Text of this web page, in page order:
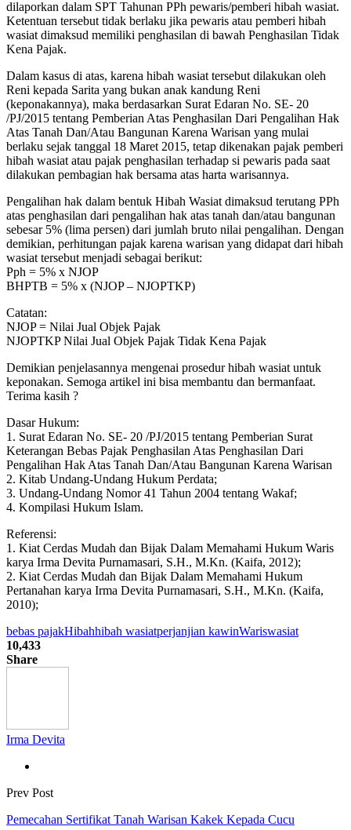
dilaporkan dalam SPT Tahunan PPh pewaris/pemberi hibah wasiat.
Ketentuan tersebut tidak berlaku jika pewaris atau pemberi hibah
wasiat dimaksud memiliki penghasilan di bawah Penghasilan Tidak
Kena Pajak.
Dalam kasus di atas, karena hibah wasiat tersebut dilakukan oleh
Reni kepada Sarita yang bukan anak kandung Reni
(keponakannya), maka berdasarkan Surat Edaran No. SE- 20
/PJ/2015 tentang Pemberian Atas Penghasilan Dari Pengalihan Hak
Atas Tanah Dan/Atau Bangunan Karena Warisan yang mulai
berlaku sejak tanggal 18 Maret 2015, tetap dikenakan pajak pemberi
hibah wasiat atau pajak penghasilan terhadap si pewaris pada saat
dilakukan pembagian hak bersama atas harta warisannya.
Pengalihan hak dalam bentuk Hibah Wasiat dimaksud terutang PPh
atas penghasilan dari pengalihan hak atas tanah dan/atau bangunan
sebesar 5% (lima persen) dari jumlah bruto nilai pengalihan. Dengan
demikian, perhitungan pajak karena warisan yang didapat dari hibah
wasiat tersebut menjadi sebagai berikut:
Pph = 5% x NJOP
BHPTB = 5% x (NJOP – NJOPTKP)
Catatan:
NJOP = Nilai Jual Objek Pajak
NJOPTKP Nilai Jual Objek Pajak Tidak Kena Pajak
Demikian penjelasannya mengenai prosedur hibah wasiat untuk
keponakan. Semoga artikel ini bisa membantu dan bermanfaat.
Terima kasih ?
Dasar Hukum:
1. Surat Edaran No. SE- 20 /PJ/2015 tentang Pemberian Surat
Keterangan Bebas Pajak Penghasilan Atas Penghasilan Dari
Pengalihan Hak Atas Tanah Dan/Atau Bangunan Karena Warisan
2. Kitab Undang-Undang Hukum Perdata;
3. Undang-Undang Nomor 41 Tahun 2004 tentang Wakaf;
4. Kompilasi Hukum Islam.
Referensi:
1. Kiat Cerdas Mudah dan Bijak Dalam Memahami Hukum Waris
karya Irma Devita Purnamasari, S.H., M.Kn. (Kaifa, 2012);
2. Kiat Cerdas Mudah dan Bijak Dalam Memahami Hukum
Pertanahan karya Irma Devita Purnamasari, S.H., M.Kn. (Kaifa,
2010);
bebas pajakHibahhibah wasiatperjanjian kawinWariswasiat
10,433
Share
Irma Devita
Prev Post
Pemecahan Sertifikat Tanah Warisan Kakek Kepada Cucu